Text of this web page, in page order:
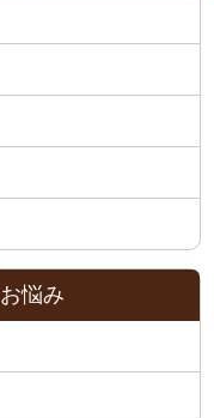
悩み